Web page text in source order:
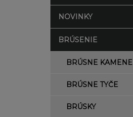
NOVINKY
BRÚSENIE
BRÚSNE KAMENE
BRÚSNE TYČE
BRÚSKY